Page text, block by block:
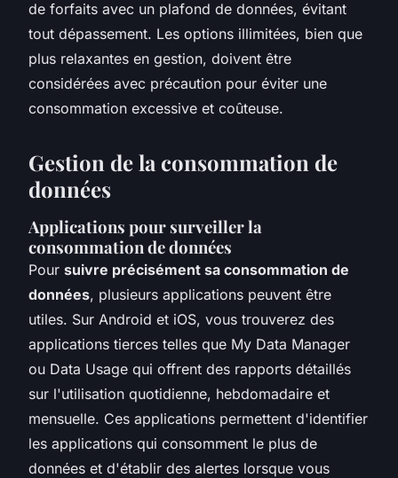
de forfaits avec un plafond de données, évitant
tout dépassement. Les options illimitées, bien que
plus relaxantes en gestion, doivent être
considérées avec précaution pour éviter une
consommation excessive et coûteuse.
Gestion de la consommation de
données
Applications pour surveiller la
consommation de données
Pour suivre précisément sa consommation de
données, plusieurs applications peuvent être
utiles. Sur Android et iOS, vous trouverez des
applications tierces telles que My Data Manager
ou Data Usage qui offrent des rapports détaillés
sur l'utilisation quotidienne, hebdomadaire et
mensuelle. Ces applications permettent d'identifier
les applications qui consomment le plus de
données et d'établir des alertes lorsque vous